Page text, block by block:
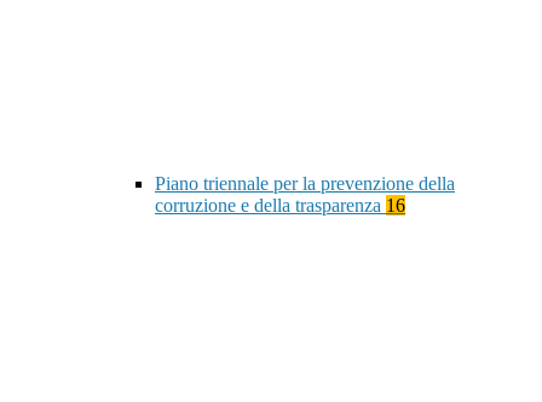
Piano triennale per la prevenzione della
corruzione e della trasparenza 16